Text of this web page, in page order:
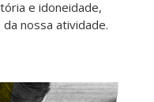
e idoneidade,
nossa atividade.